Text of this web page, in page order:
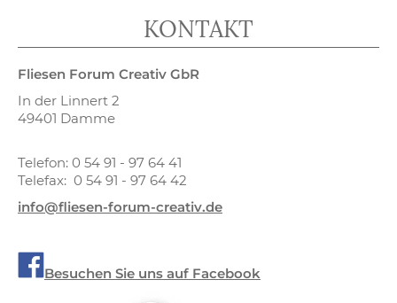
KONTAKT
Fliesen Forum Creativ GbR
In der Linnert 2
49401 Damme
Telefon: 0 54 91 - 97 64 41
Telefax: 0 54 91 - 97 64 42
info@fliesen-forum-creativ.de
Besuchen Sie uns auf Facebook